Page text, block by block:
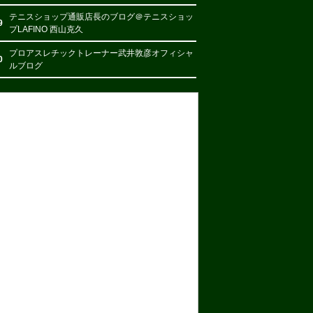
テニスショップ通販店長のブログ＠テニスショッ
プLAFINO 西山克久
プロアスレチックトレーナー武井敦彦オフィシャ
ルブログ